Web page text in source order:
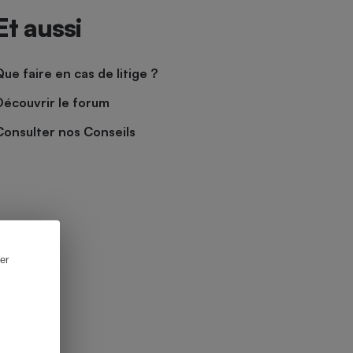
aussi
faire en cas de litige ?
le forum
nos Conseils